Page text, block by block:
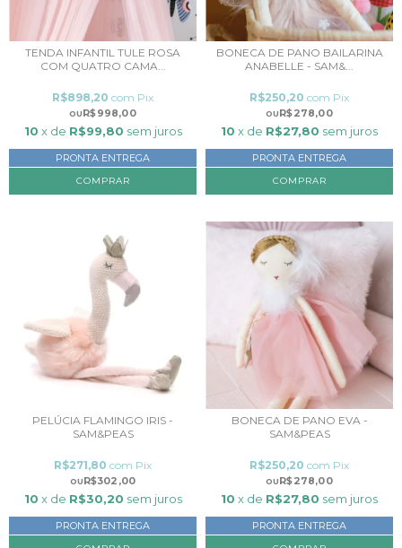
TENDA INFANTIL TULE ROSA
COM QUATRO CAMA...
R$998,00
R$898,20 com Pix
10 x de R$99,80 sem juros
PRONTA ENTREGA
BONECA DE PANO BAILARINA
ANABELLE - SAM&...
R$278,00
R$250,20 com Pix
10 x de R$27,80 sem juros
PRONTA ENTREGA
PELÚCIA FLAMINGO IRIS -
SAM&PEAS
R$302,00
R$271,80 com Pix
10 x de R$30,20 sem juros
PRONTA ENTREGA
BONECA DE PANO EVA -
SAM&PEAS
R$278,00
R$250,20 com Pix
10 x de R$27,80 sem juros
PRONTA ENTREGA